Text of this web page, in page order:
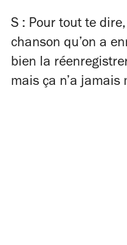
S : Pour tout te
chanson qu’on a
bien la
mais ça n’a